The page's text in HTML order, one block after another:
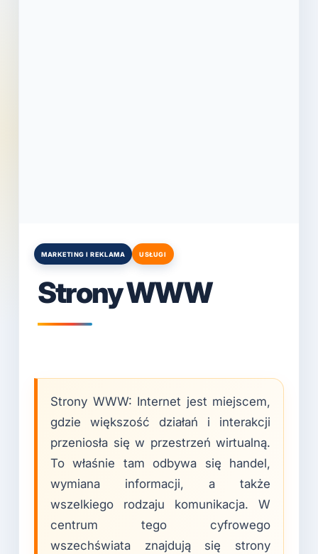
Posted
MARKETING I REKLAMA USŁUGI
Strony WWW
Strony WWW: Internet jest miejscem,
gdzie większość działań i interakcji
przeniosła się w przestrzeń wirtualną.
To właśnie tam odbywa się handel,
wymiana informacji, a także
wszelkiego rodzaju komunikacja. W
centrum tego cyfrowego
wszechświata znajdują się strony